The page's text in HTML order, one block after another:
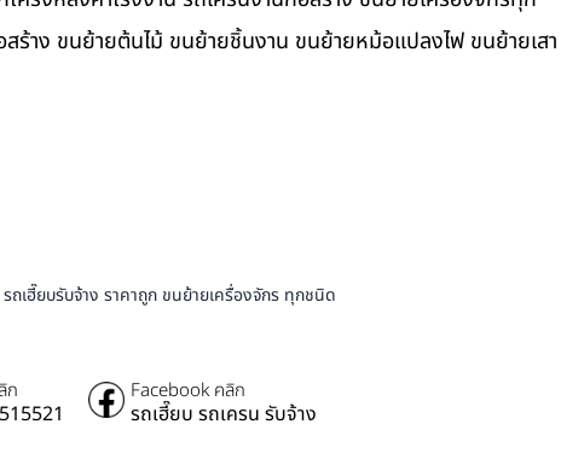
าง ขนย้ายต้นไม้ ขนย้ายชิ้นงาน ขนย้ายหม้อแปลงไฟ ขนย้ายเสา
ถเฮี๊ยบรับจ้าง ราคาถูก ขนย้ายเครื่องจักร ทุกชนิด
ก Facebook คลิก
รถเฮี๊ยบ รถเครน รับจ้าง